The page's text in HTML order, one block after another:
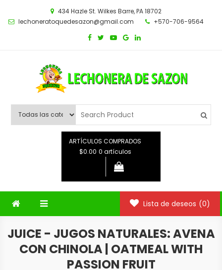
434 Hazle St. Wilkes Barre, PA 18702
lechoneratoquedesazon@gmail.com
+570-706-9564
ARTÍCULOS COMPRADOS
$0.00 0 artículos
Lista de deseos (0)
JUICE - JUGOS NATURALES:AVENA
CON CHINOLA | OATMEAL WITH
PASSION FRUIT